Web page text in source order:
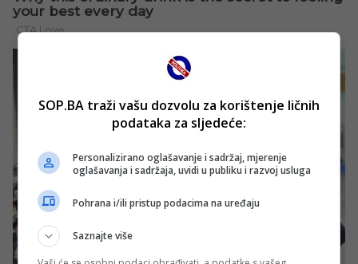
SOP.BA traži vašu dozvolu za korištenje ličnih
podataka za sljedeće:
Personalizirano oglašavanje i sadržaj, mjerenje
oglašavanja i sadržaja, uvidi u publiku i razvoj usluga
Pohrana i/ili pristup podacima na uređaju
Saznajte više